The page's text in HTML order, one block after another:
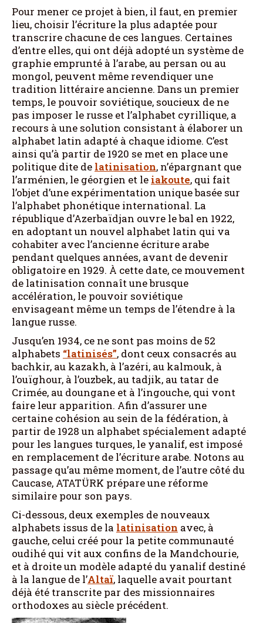
Pour mener ce projet à bien, il faut, en premier
lieu, choisir l’écriture la plus adaptée pour
transcrire chacune de ces langues. Certaines
d’entre elles, qui ont déjà adopté un système de
graphie emprunté à l’arabe, au persan ou au
mongol, peuvent même revendiquer une
tradition littéraire ancienne. Dans un premier
temps, le pouvoir soviétique, soucieux de ne
pas imposer le russe et l’alphabet cyrillique, a
recours à une solution consistant à élaborer un
alphabet latin adapté à chaque idiome. C’est
ainsi qu’à partir de 1920 se met en place une
politique dite delatinisation, n’épargnant que
l’arménien, le géorgien et leiakoute, qui fait
l’objet d’une expérimentation unique basée sur
l’alphabet phonétique international. La
république d’Azerbaïdjan ouvre le bal en 1922,
en adoptant un nouvel alphabet latin qui va
cohabiter avec l’ancienne écriture arabe
pendant quelques années, avant de devenir
obligatoire en 1929. À cette date, ce mouvement
de latinisation connaît une brusque
accélération, le pouvoir soviétique
envisageant même un temps de l’étendre à la
langue russe.
Jusqu’en 1934, ce ne sont pas moins de 52
alphabets “latinisés”, dont ceux consacrés au
bachkir, au kazakh, à l’azéri, au kalmouk, à
l’ouïghour, à l’ouzbek, au tadjik, au tatar de
Crimée, au doungane et à l’ingouche, qui vont
faire leur apparition. Afin d’assurer une
certaine cohésion au sein de la fédération, à
partir de 1928 un alphabet spécialement adapté
pour les langues turques, le yanalif, est imposé
en remplacement de l’écriture arabe. Notons au
passage qu’au même moment, de l’autre côté du
Caucase, ATATÜRK prépare une réforme
similaire pour son pays.
Ci-dessous, deux exemples de nouveaux
alphabets issus de la latinisation avec, à
gauche, celui créé pour la petite communauté
oudihé qui vit aux confins de la Mandchourie,
et à droite un modèle adapté du yanalif destiné
à la langue de l’Altaï, laquelle avait pourtant
déjà été transcrite par des missionnaires
orthodoxes au siècle précédent.